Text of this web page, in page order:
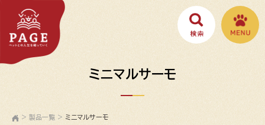
ミニマルサーモ
> 製品一覧 > ミニマルサーモ